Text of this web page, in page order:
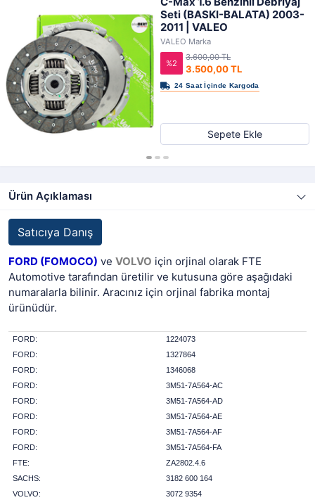
Seti (BASKI-BALATA) 2003-
2011 | VALEO
VALEO Marka
%2 3.500,00 TL
3.600,00 TL
Sepete Ekle
Ürün Açıklaması
Satıcıya Danış
FORD (FOMOCO) ve VOLVO için orjinal olarak FTE
Automotive tarafından üretilir ve kutusuna göre aşağıdaki
numaralarla bilinir. Aracınız için orjinal fabrika montaj
ürünüdür.
FORD:
1224073
FORD:
1327864
FORD:
1346068
FORD:
3M51-7A564-AC
FORD:
3M51-7A564-AD
FORD:
3M51-7A564-AE
FORD:
3M51-7A564-AF
FORD:
3M51-7A564-FA
FTE:
ZA2802.4.6
SACHS:
3182 600 164
VOLVO:
3072 9354